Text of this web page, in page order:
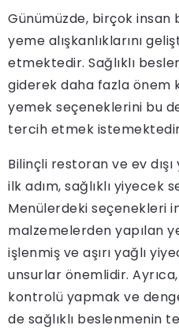
Günümüzde, birçok insan
yeme alışkanlıklarını
etmektedir. Sağlıklı
giderek daha fazla önem
yemek seçeneklerini bu
tercih etmek
Bilinçli restoran ve ev dışı
ilk adım, sağlıklı yiyecek
Menülerdeki seçenekleri
malzemelerden yapılan
işlenmiş ve aşırı yağlı
unsurlar önemlidir.
kontrolü yapmak ve
de sağlıklı beslenmenin